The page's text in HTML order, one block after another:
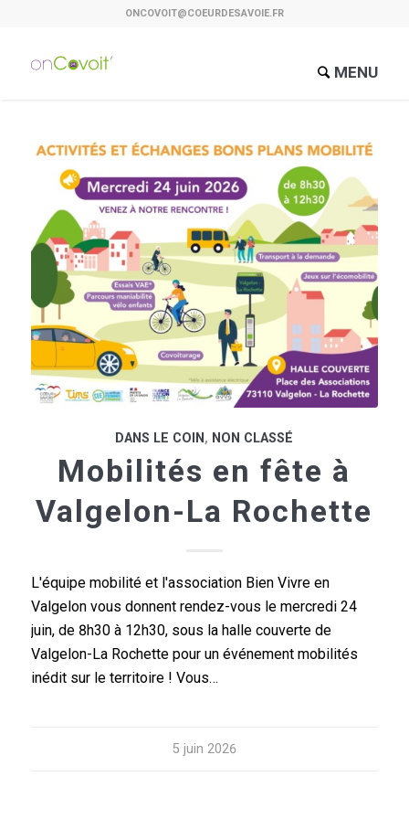
ONCOVOIT@COEURDESAVOIE.FR
MENU
DANS LE COIN , NON CLASSÉ
Mobilités en fête à
Valgelon-La Rochette
L'équipe mobilité et l'association Bien Vivre en
Valgelon vous donnent rendez-vous le mercredi 24
juin, de 8h30 à 12h30, sous la halle couverte de
Valgelon-La Rochette pour un événement mobilités
inédit sur le territoire ! Vous…
5 juin 2026